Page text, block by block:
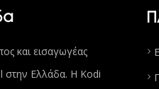
και εισαγωγέας
στην Ελλάδα. Η Kodi